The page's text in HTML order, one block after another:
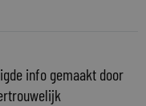
info gemaakt door